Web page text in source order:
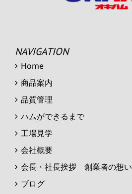
NAVIGATION
Home
商品案内
品質管理
ハムができるまで
工場見学
会社概要
会長・社長挨拶 創業者の想い
ブログ